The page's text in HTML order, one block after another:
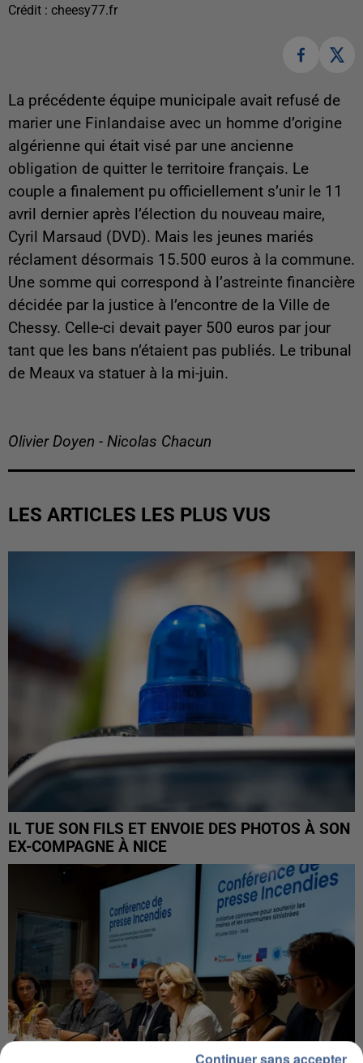
Crédit : cheesy77.fr
La précédente équipe municipale avait refusé de
marier une Finlandaise avec un homme d’origine
algérienne qui était visé par une ancienne
obligation de quitter le territoire français. Le
couple a finalement pu officiellement s’unir le 11
avril dernier après l’élection du nouveau maire,
Cyril Marsaud (DVD). Mais les jeunes mariés
réclament désormais 15.500 euros à la commune.
Une somme qui correspond à l’astreinte financière
décidée par la justice à l’encontre de la Ville de
Chessy. Celle-ci devait payer 500 euros par jour
tant que les bans n’étaient pas publiés. Le tribunal
de Meaux va statuer à la mi-juin.
Olivier Doyen - Nicolas Chacun
LES ARTICLES LES PLUS VUS
IL TUE SON FILS ET ENVOIE DES PHOTOS À SON
EX-COMPAGNE À NICE
Continuer sans accepter